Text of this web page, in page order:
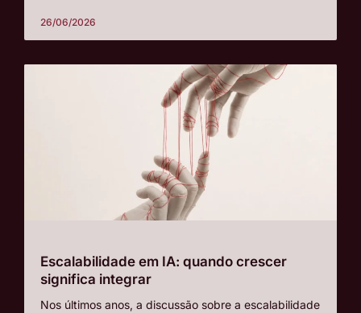
26/06/2026
Escalabilidade em IA: quando crescer
significa integrar
Nos últimos anos, a discussão sobre a escalabilidade